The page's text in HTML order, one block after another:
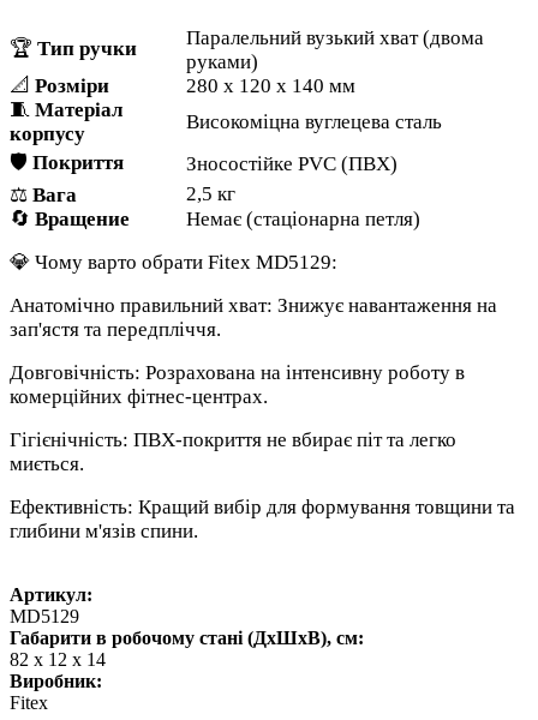
🏆 Тип ручки
Паралельний вузький хват (двома
руками)
📐 Розміри
280 х 120 х 140 мм
🧵 Матеріал
корпусу
Високоміцна вуглецева сталь
🛡️ Покриття
Зносостійке PVC (ПВХ)
⚖️ Вага
2,5 кг
🔄 Вращение
Немає (стаціонарна петля)
💎 Чому варто обрати Fitex MD5129:
Анатомічно правильний хват: Знижує навантаження на
зап'ястя та передпліччя.
Довговічність: Розрахована на інтенсивну роботу в
комерційних фітнес-центрах.
Гігієнічність: ПВХ-покриття не вбирає піт та легко
миється.
Ефективність: Кращий вибір для формування товщини та
глибини м'язів спини.
Артикул:
MD5129
Габарити в робочому стані (ДхШхВ), см:
82 х 12 х 14
Виробник:
Fitex